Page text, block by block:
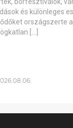
és különleges
országszerte
[…]